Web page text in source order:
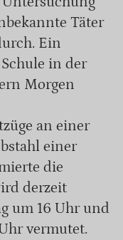
Täter
Ein
in der
Morgen
an einer
einer
die
derzeit
um 16 Uhr und
vermutet.